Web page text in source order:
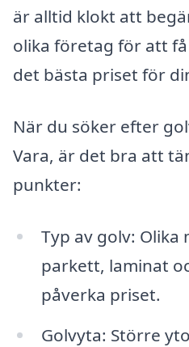
är alltid klokt att
olika företag för att
det bästa priset för
När du söker efter
Vara, är det bra att
punkter:
Typ av golv: Olika
parkett, laminat
påverka priset.
Golvyta: Större